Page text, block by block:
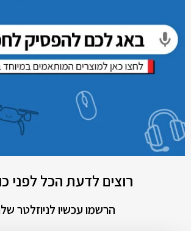
רוצים לדעת הכל לפני
הרשמו עכשיו לניוזלטר